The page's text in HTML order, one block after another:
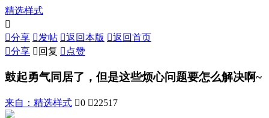
精选样式

分享 发帖 返回本版 返回首页
分享  回复  点赞
鼓起勇气同居了，但是这些烦心问题要怎么解决啊~
来自： 精选样式 0 22517